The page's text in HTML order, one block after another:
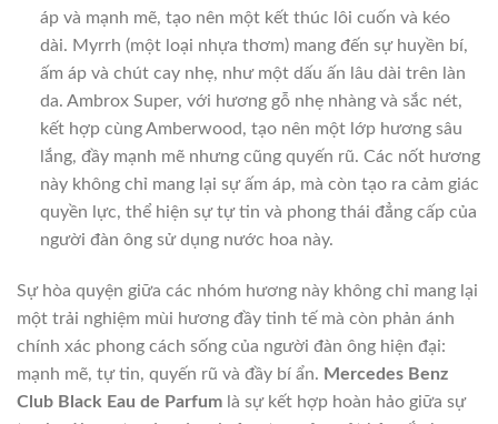
áp và mạnh mẽ, tạo nên một kết thúc lôi cuốn và kéo
dài. Myrrh (một loại nhựa thơm) mang đến sự huyền bí,
ấm áp và chút cay nhẹ, như một dấu ấn lâu dài trên làn
da. Ambrox Super, với hương gỗ nhẹ nhàng và sắc nét,
kết hợp cùng Amberwood, tạo nên một lớp hương sâu
lắng, đầy mạnh mẽ nhưng cũng quyến rũ. Các nốt hương
này không chỉ mang lại sự ấm áp, mà còn tạo ra cảm giác
quyền lực, thể hiện sự tự tin và phong thái đẳng cấp của
người đàn ông sử dụng nước hoa này.
Sự hòa quyện giữa các nhóm hương này không chỉ mang lại
một trải nghiệm mùi hương đầy tinh tế mà còn phản ánh
chính xác phong cách sống của người đàn ông hiện đại:
mạnh mẽ, tự tin, quyến rũ và đầy bí ẩn. Mercedes Benz
Club Black Eau de Parfum là sự kết hợp hoàn hảo giữa sự